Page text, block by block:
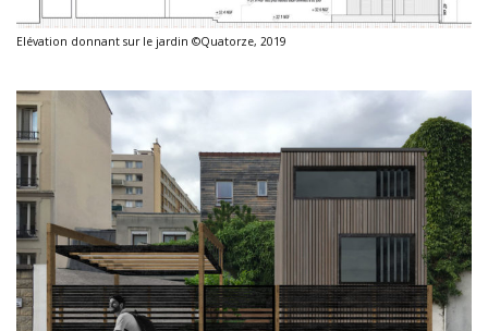
Elévation donnant sur le jardin ©Quatorze, 2019